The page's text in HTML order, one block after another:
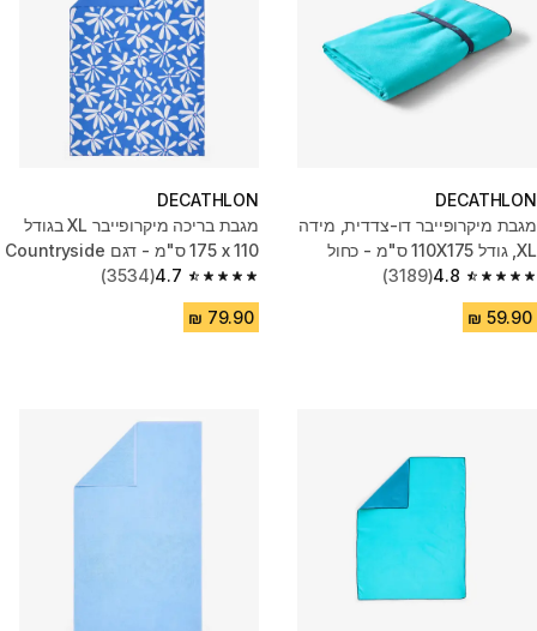
DECATHLON
מגבת מיקרופייבר דו-צדדית, מידה
XL, גודל 110X175 ס"מ - כחול
4.8
4.8 out of 5 stars from 3189 reviews
(3189)
DECATHLON
מגבת בריכה מיקרופייבר XL בגודל
110 x ‏175 ס"מ - דגם Countryside
בצבע כחול 4.7
4.7 out of 5 stars from 3534 reviews
(3534)